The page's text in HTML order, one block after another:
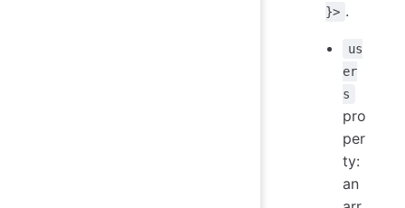
}> .
us
er
s
pro
per
ty:
an